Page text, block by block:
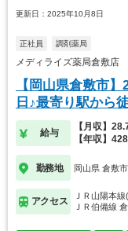
更新日：2025年10月8日
正社員 調剤薬局
メディライズ薬局倉敷店
【岡山県倉敷市
日♪最寄り駅から
給与
【月収】
【年収】
勤務地 岡山県 倉敷市
アクセス
ＪＲ山陽本
ＪＲ伯備線